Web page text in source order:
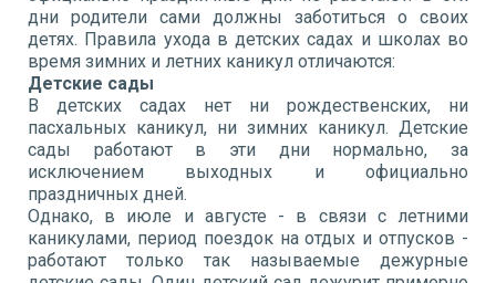
дни родители сами должны заботиться о своих
детях. Правила ухода в детских садах и школах во
время зимних и летних каникул отличаются:
Детские сады
В детских садах нет ни рождественских, ни
пасхальных каникул, ни зимних каникул. Детские
сады работают в эти дни нормально, за
исключением выходных и официально
праздничных дней.
Однако, в июле и августе - в связи с летними
каникулами, период поездок на отдых и отпусков -
работают только так называемые дежурные